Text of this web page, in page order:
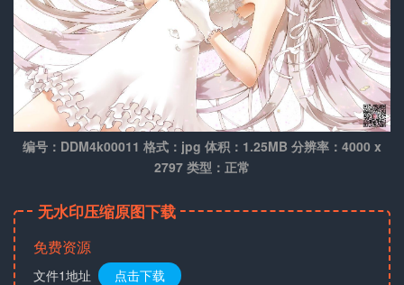
编号：DDM4k00011 格式：jpg 体积：1.25MB 分辨率：4000 x
2797 类型：正常
无水印压缩原图下载
免费资源
文件1地址 点击下载